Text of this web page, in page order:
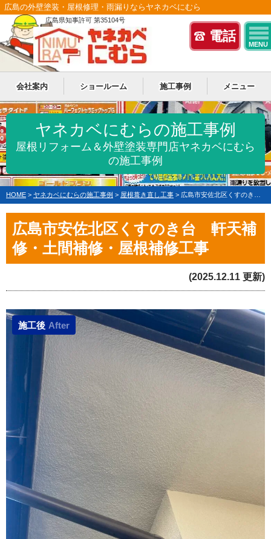
電話
MENU
広島の外壁塗装・屋根修理・雨漏りならヤネカベにむら
広島県知事許可 第35104号
会社案内 ショールーム 施工事例 メニュー
ヤネカベにむらの施工事例
屋根リフォーム＆外壁塗装専門店ヤネカベにむら
の施工事例
HOME > ヤネカベにむらの施工事例 > 屋根葺き直し工事 > 広島市安佐北区くすのき台 S様邸 軒天補修・土間補修・屋根補修工事
広島市安佐北区くすのき台 軒天補
修・土間補修・屋根補修工事
(2025.12.11 更新)
施工後 After